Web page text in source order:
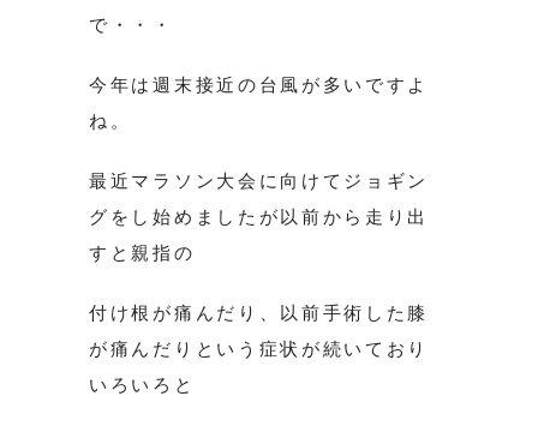
で・・・
今年は週末接近の台風が多いですよ
ね。
最近マラソン大会に向けてジョギン
グをし始めましたが以前から走り出
すと親指の
付け根が痛んだり、以前手術した膝
が痛んだりという症状が続いており
いろいろと